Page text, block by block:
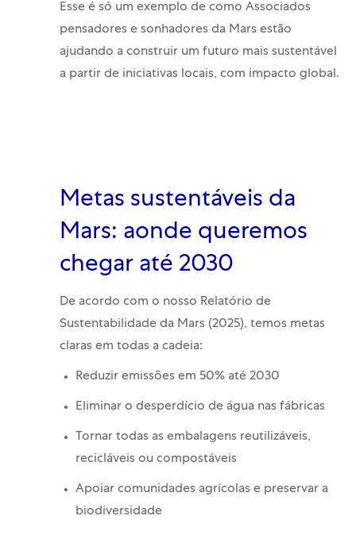
Esse é só um exemplo de como Associados
pensadores e sonhadores da Mars estão
ajudando a construir um futuro mais sustentável
a partir de iniciativas locais, com impacto global.
Metas sustentáveis da
Mars: aonde queremos
chegar até 2030
De acordo com o nosso Relatório de
Sustentabilidade da Mars (2025), temos metas
claras em todas a cadeia:
Reduzir emissões em 50% até 2030
Eliminar o desperdício de água nas fábricas
Tornar todas as embalagens reutilizáveis,
recicláveis ou compostáveis
Apoiar comunidades agrícolas e preservar a
biodiversidade